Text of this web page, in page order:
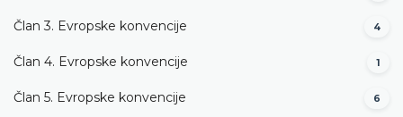
Član 3. Evropske konvencije 4
Član 4. Evropske konvencije 1
Član 5. Evropske konvencije 6